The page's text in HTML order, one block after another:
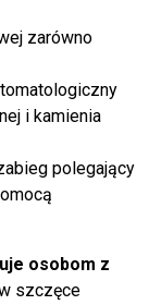
zarówno
i kamienia
polegający
osobom z
szczęce